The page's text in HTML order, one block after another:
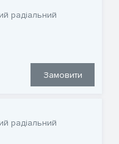
радіальний
Замовити
радіальний